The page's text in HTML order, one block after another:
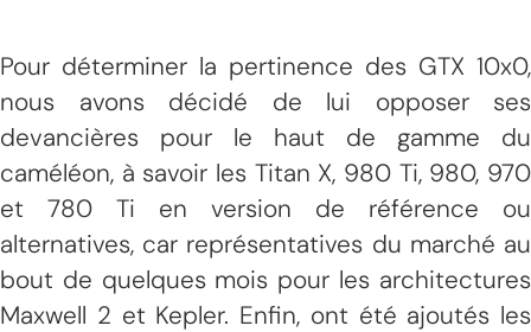
Pour déterminer la pertinence des GTX 10x0,
nous avons décidé de lui opposer ses
devancières pour le haut de gamme du
caméléon, à savoir les Titan X, 980 Ti, 980, 970
et 780 Ti en version de référence ou
alternatives, car représentatives du marché au
bout de quelques mois pour les architectures
Maxwell 2 et Kepler. Enfin, ont été ajoutés les